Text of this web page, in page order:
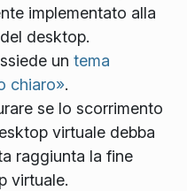
implementato alla
desktop.
un tema
chiaro».
se lo scorrimento
virtuale debba
raggiunta la fine
virtuale.